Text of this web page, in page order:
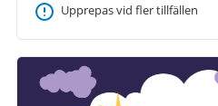
Upprepas vid fler tillfällen